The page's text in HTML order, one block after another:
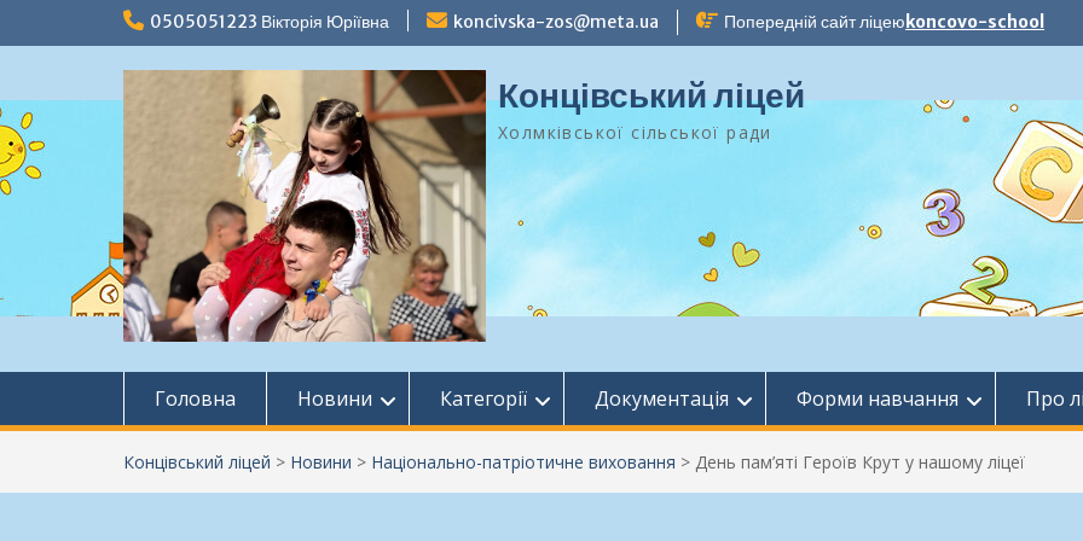
0505051223 Вікторія Юріївна koncivska-zos@meta.ua Попередній сайт ліцею koncovo-school
Концівський ліцей
Холмківської сільської ради
Головна Новини Категорії Документація Форми навчання Про
Концівський ліцей > Новини > Національно-патріотичне виховання > День пам’яті Героїв Крут у нашому ліцеї